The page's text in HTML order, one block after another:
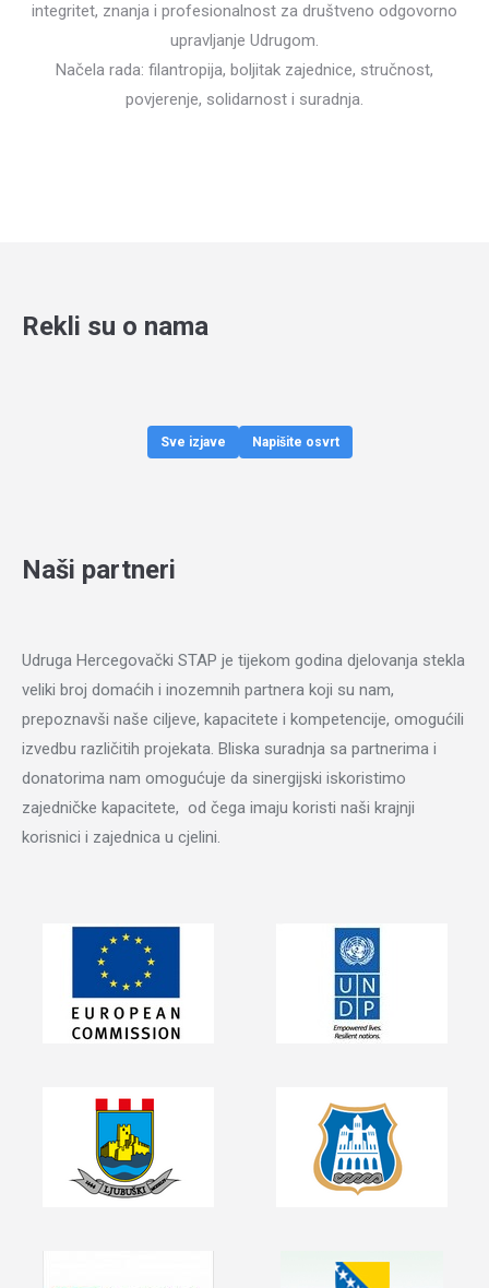
integritet, znanja i profesionalnost za društveno odgovorno
upravljanje Udrugom.
Načela rada: filantropija, boljitak zajednice, stručnost,
povjerenje, solidarnost i suradnja.
Rekli su o nama
Sve izjave Napišite osvrt
Naši partneri
Udruga Hercegovački STAP je tijekom godina djelovanja stekla
veliki broj domaćih i inozemnih partnera koji su nam,
prepoznavši naše ciljeve, kapacitete i kompetencije, omogućili
izvedbu različitih projekata. Bliska suradnja sa partnerima i
donatorima nam omogućuje da sinergijski iskoristimo
zajedničke kapacitete, od čega imaju koristi naši krajnji
korisnici i zajednica u cjelini.